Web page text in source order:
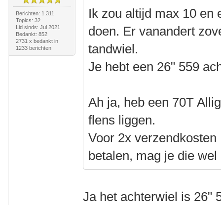
Berichten: 1.311
Topics: 32
Lid sinds: Jul 2021
Bedankt: 852
2731 x bedankt in
1233 berichten
Ik zou altijd max 10 en
doen. Er vanandert
tandwiel.
Je hebt een 26" 559
Ah ja, heb een 70T
flens liggen.
Voor 2x
betalen, mag je die
Ja het achterwiel is 26"